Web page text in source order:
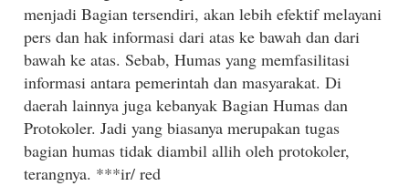
menjadi Bagian tersendiri, akan lebih efektif melayani
pers dan hak informasi dari atas ke bawah dan dari
bawah ke atas. Sebab, Humas yang memfasilitasi
informasi antara pemerintah dan masyarakat. Di
daerah lainnya juga kebanyak Bagian Humas dan
Protokoler. Jadi yang biasanya merupakan tugas
bagian humas tidak diambil allih oleh protokoler,
terangnya. ***ir/ red